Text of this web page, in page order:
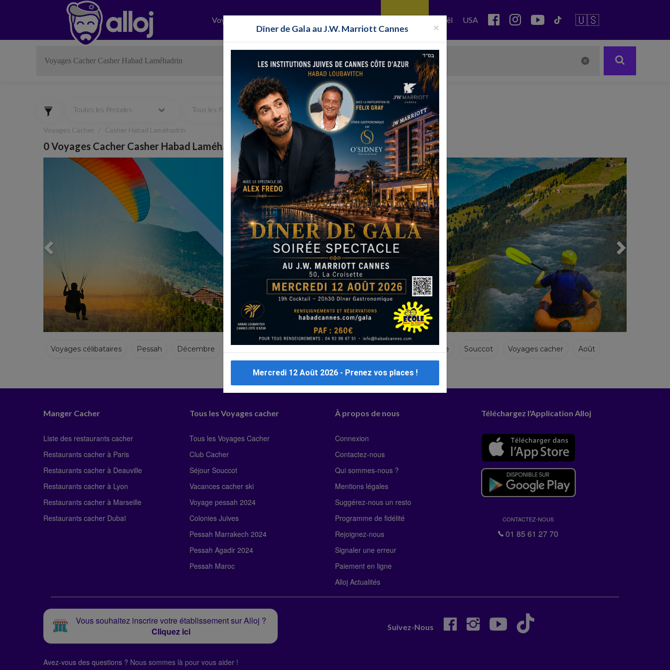
Voyages Israël USA 🇺🇸
Toutes les Périodes Tous les Pays Toutes les surveillances
Voyages Cacher Casher Habad Laméhadrin
0 Voyages Cacher Casher Habad Laméhadrin
Previous
Next
Voyages célibataires Pessah Décembre Octobre Souccot Voyages cacher Août
Manger Cacher
Liste des restaurants cacher
Restaurants cacher à Paris
Restaurants cacher à Deauville
Restaurants cacher à Lyon
Restaurants cacher à Marseille
Restaurants cacher Dubaï
Tous les Voyages cacher
Tous les Voyages Cacher
Club Cacher
Séjour Souccot
Vacances cacher ski
Voyage pessah 2024
Colonies Juives
Pessah Marrakech 2024
Pessah Agadir 2024
Pessah Maroc
À propos de nous
Connexion
Contactez-nous
Qui sommes-nous ?
Mentions légales
Suggérez-nous un resto
Programme de fidélité
Rejoignez-nous
Signaler une erreur
Paiement en ligne
Alloj Actualités
Téléchargez l'Application Alloj
CONTACTEZ-NOUS
01 85 61 27 70
Vous souhaitez inscrire votre établissement sur Alloj ?
Cliquez ici
Suivez-Nous
Avez-vous des questions ? Nous sommes là pour vous aider !
×
Dîner de Gala au J.W. Marriott Cannes
Mercredi 12 Août 2026 - Prenez vos places !